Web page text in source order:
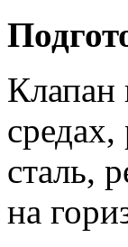
Клапан
сталь,
на